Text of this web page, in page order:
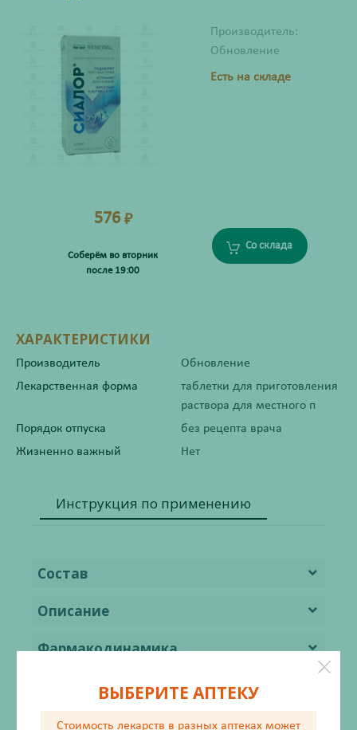
Производитель:
Обновление
Есть на складе
576 ₽
Соберём во вторник
после 19:00
Со склада
ХАРАКТЕРИСТИКИ
Производитель
Обновление
Лекарственная форма
таблетки для приготовления
раствора для местного п
Порядок отпуска
без рецепта врача
Жизненно важный
Нет
Инструкция по применению
Состав
Описание
Фармакодинамика
Фармакокинетика
Показания
ВЫБЕРИТЕ АПТЕКУ
Стоимость лекарств в разных аптеках может